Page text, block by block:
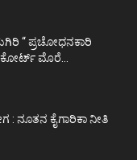
“ ಪ್ರಚೋಧನಕಾರಿ
ಕೋರ್ಟ್‌ ಮೊರೆ...
: ನೂತನ ಕೈಗಾರಿಕಾ ನೀತಿ